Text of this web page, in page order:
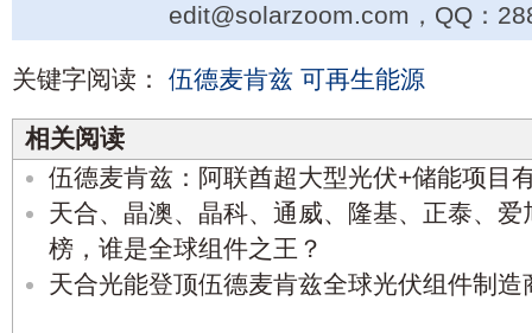
edit@solarzoom.com，QQ：
关键字阅读： 伍德麦肯兹 可再生能源
相关阅读
伍德麦肯兹：阿联酋超大型光伏+储能项目
天合、晶澳、晶科、通威、隆基、正泰、
榜，谁是全球组件之王？
天合光能登顶伍德麦肯兹全球光伏组件制造